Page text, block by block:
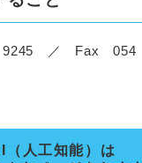
9245 ／ Fax 054
（人工知能）は